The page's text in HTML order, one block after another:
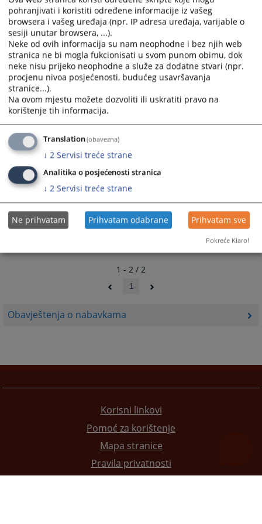
Obavještenja o nabavkama
calendar
and
select
a
date.
Press
the
question
mark
key
get
the
keyboard
shortcuts
for
changing
dates.
calendar
and
select
a
date.
Press
question
mark
key
to
get
keyboard
shortcuts
for
changing
dates.
25.07.2023.
1 - 2 / 2
1
Korisni linkovi
Pomoć za korištenje
Mapa stranice
Pravila privatnosti
pohranjivati i koristiti određene informacije iz vašeg
browsera i vašeg uređaja (npr. IP adresa uređaja, varijable o
sesiji unutar browsera, ...).
Neke od ovih informacija su nam neophodne i bez njih web
stranica ne bi mogla fukcionisati u svom punom obimu, dok
neke nisu prijeko neophodne a služe za dodatne stvari (npr.
procjenu nivoa posjećenosti, budućeg usavršavanja
stranice...).
Na ovom mjestu možete dozvoliti ili uskratiti pravo na
korištenje tih informacija.
Translation(obavezna)
↓ 2 Servisi treće strane
Analitika o posjećenosti stranica
↓ 2 Servisi treće strane
Ne prihvatam Prihvatam odabrane Prihvatam sve
Pokreće Klaro!